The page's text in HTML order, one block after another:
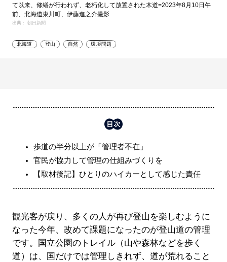
て以来、修繕が行われず、老朽化して放置された木道=2023年8月10日午
前、北海道東川町、伊藤進之介撮影
出典： 朝日新聞
北海道 登山 自然 環境問題
歩道の半分以上が「管理者不在」
官民が協力して管理の仕組みづくりを
【取材後記】ひとりのハイカーとして感じた責任
観光客が戻り、多くの人が再び登山を楽しむように
なった今年、改めて課題になったのが登山道の管理
です。国立公園のトレイル（山や森林などを歩く
道）は、国だけでは管理しきれず、道が荒れること